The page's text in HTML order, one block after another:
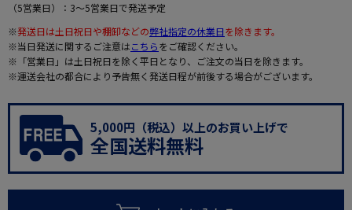
（5営業日）：3～5営業日で発送予定
※発送日は土日祝日や棚卸などの弊社指定の休業日を除きます。
※当日発送に関するご注意はこちらをご確認ください。
※「営業日」は土日祝日を除く平日となり、ご注文の当日を除きます。
※運送会社の都合により予告無く発送日程が前後する場合がございます。
5,000円（税込）以上のお買い上げで
全国送料無料